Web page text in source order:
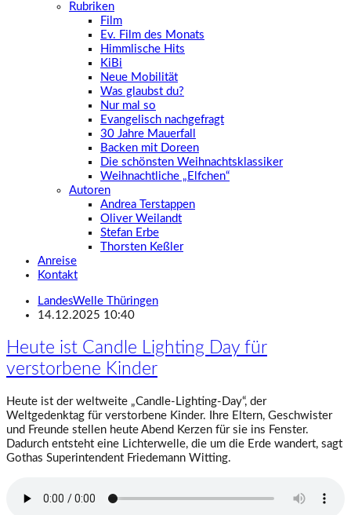
Rubriken
Film
Ev. Film des Monats
Himmlische Hits
KiBi
Neue Mobilität
Was glaubst du?
Nur mal so
Evangelisch nachgefragt
30 Jahre Mauerfall
Backen mit Doreen
Die schönsten Weihnachtsklassiker
Weihnachtliche „Elfchen“
Autoren
Andrea Terstappen
Oliver Weilandt
Stefan Erbe
Thorsten Keßler
Anreise
Kontakt
LandesWelle Thüringen
14.12.2025 10:40
Heute ist Candle Lighting Day für
verstorbene Kinder
Heute ist der weltweite „Candle-Lighting-Day“, der
Weltgedenktag für verstorbene Kinder. Ihre Eltern, Geschwister
und Freunde stellen heute Abend Kerzen für sie ins Fenster.
Dadurch entsteht eine Lichterwelle, die um die Erde wandert, sagt
Gothas Superintendent Friedemann Witting.